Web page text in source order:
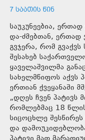
7 ᲡᲐᲐᲗᲘᲡ ᲬᲘᲜ
საუკუნეებია,
და-ძმებთან, ერთად
გვჯერა, რომ
შესახებ
ყაველაშვილმა
სახელმწიფოს აქვს
ერთიან ქვეყანაში
„დღეს ჩვენ პატივს
რომლებმაც 18
სიცოცხლე
და